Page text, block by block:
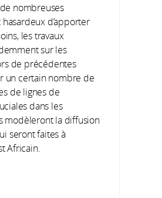
nombreuses
d’apporter
les travaux
sur les
de précédentes
un certain nombre de
de lignes de
dans les
modèleront la diffusion
seront faites à
Africain.